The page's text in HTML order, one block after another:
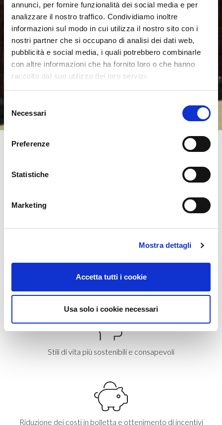
annunci, per fornire funzionalità dei social media e per
analizzare il nostro traffico. Condividiamo inoltre
informazioni sul modo in cui utilizza il nostro sito con i
nostri partner che si occupano di analisi dei dati web,
pubblicità e social media, i quali potrebbero combinarle
con altre informazioni che ha fornito loro o che hanno
raccolto dal suo utilizzo dei loro servizi.
del
consenso
Necessari
Preferenze
Statistiche
Marketing
Mostra dettagli
Accetta tutti i cookie
Usa solo i cookie necessari
Produzione, accumulo e scambio di energia pulita
Riduzione dei consumi e delle emissioni di CO2
Stili di vita più sostenibili e consapevoli
Riduzione dei costi in bolletta e ottenimento di incentivi